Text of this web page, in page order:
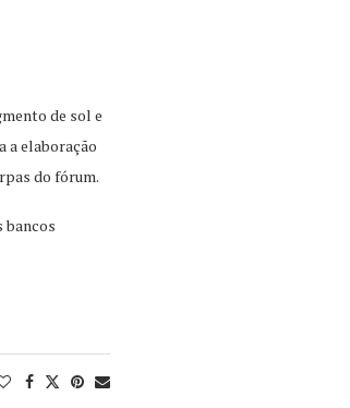
de sol e
a elaboração
do fórum.
bancos